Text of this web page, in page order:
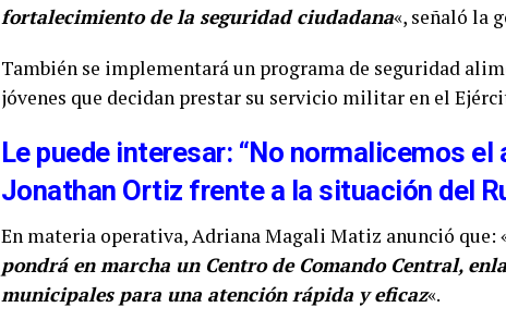
fortalecimiento de la seguridad ciudadana«, señaló la
También se implementará un programa de seguridad
jóvenes que decidan prestar su servicio militar en el
Le puede interesar: “No normalicemos el
Jonathan Ortiz frente a la situación del
En materia operativa, Adriana Magali Matiz anunció que:
pondrá en marcha un Centro de Comando Central,
municipales para una atención rápida y eficaz«.